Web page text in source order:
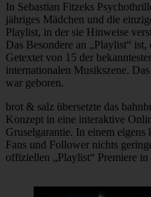
In Sebastian Fitzeks
jähriges Mädchen und die
Playlist, in der sie Hinweise
Das Besondere an „Playlist“
Getextet von 15 der
internationalen Musikszene.
war geboren.
brot & salz übersetzte das
Konzept in eine interaktive
Gruselgarantie. In einem
Fans und Follower nichts
offiziellen „Playlist“ Premiere